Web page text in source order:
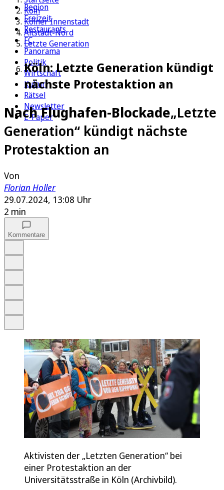
Region
Freizeit
Restaurants
FC
Panorama
Politik
Wirtschaft
Kultur
Rätsel
Newsletter
E-Paper
Köln
Kölner Innenstadt
Altstadt-Nord
Letzte Generation
Köln: Letzte Generation kündigt
nächste Protestaktion an
Nach Flughafen-Blockade„Letzte
Generation“ kündigt nächste
Protestaktion an
Von
Florian Holler
29.07.2024, 13:08 Uhr
2 min
Kommentare
Aktivisten der „Letzten Generation“ bei
einer Protestaktion an der
Universitätsstraße in Köln (Archivbild).